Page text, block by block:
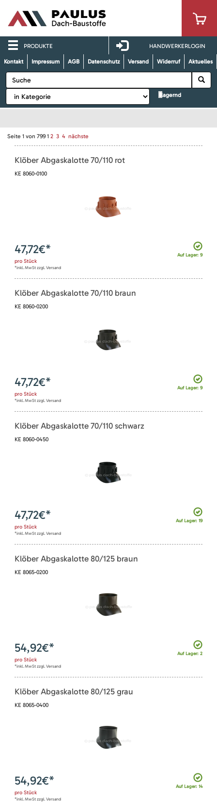
PRODUKTE HANDWERKERLOGIN
Kontakt Impressum AGB Datenschutz Versand Widerruf Aktuelles
lagernd
Seite 1 von 799 1 2 3 4 nächste
Klöber Abgaskalotte 70/110 rot
KE 8060-0100
Auf Lager: 9
47,72€*
pro Stück
*inkl. MwSt zzgl. Versand
Klöber Abgaskalotte 70/110 braun
KE 8060-0200
Auf Lager: 9
47,72€*
pro Stück
*inkl. MwSt zzgl. Versand
Klöber Abgaskalotte 70/110 schwarz
KE 8060-0450
Auf Lager: 19
47,72€*
pro Stück
*inkl. MwSt zzgl. Versand
Klöber Abgaskalotte 80/125 braun
KE 8065-0200
Auf Lager: 2
54,92€*
pro Stück
*inkl. MwSt zzgl. Versand
Klöber Abgaskalotte 80/125 grau
KE 8065-0400
Auf Lager: 14
54,92€*
pro Stück
*inkl. MwSt zzgl. Versand